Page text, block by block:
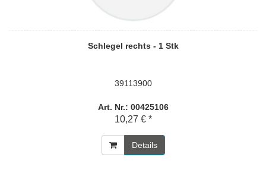
Schlegel rechts - 1 Stk
39113900
Art. Nr.: 00425106
10,27 € *
Details